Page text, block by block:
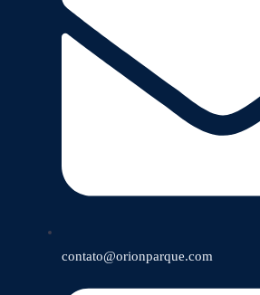
contato@orionparque.com